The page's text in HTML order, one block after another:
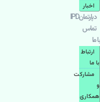
اخبار
دپارتمانIPD
تماس
با ما
ارتباط
با ما
مشاركت
و
همكاری